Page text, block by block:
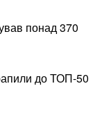
понад 370
до ТОП-50